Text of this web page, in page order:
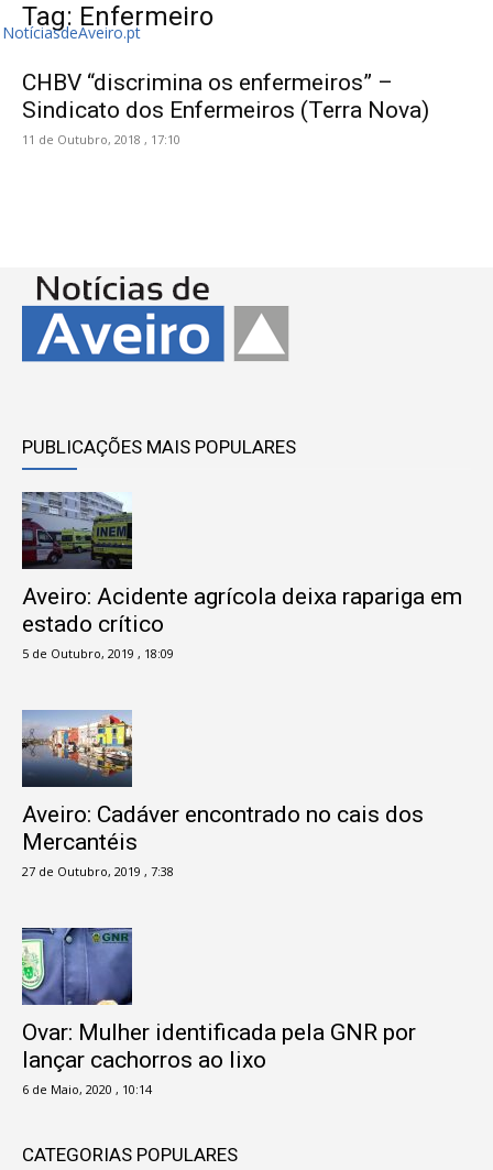
NotíciasdeAveiro.pt
Tag: Enfermeiro
CHBV “discrimina os enfermeiros” –
Sindicato dos Enfermeiros (Terra Nova)
11 de Outubro, 2018 , 17:10
PUBLICAÇÕES MAIS POPULARES
Aveiro: Acidente agrícola deixa rapariga em
estado crítico
5 de Outubro, 2019 , 18:09
Aveiro: Cadáver encontrado no cais dos
Mercantéis
27 de Outubro, 2019 , 7:38
Ovar: Mulher identificada pela GNR por
lançar cachorros ao lixo
6 de Maio, 2020 , 10:14
CATEGORIAS POPULARES